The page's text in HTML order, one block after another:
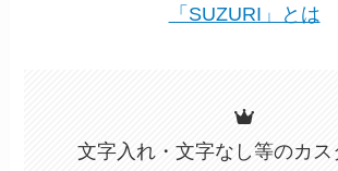
「SUZURI」とは
文字入れ・文字なし等のカス